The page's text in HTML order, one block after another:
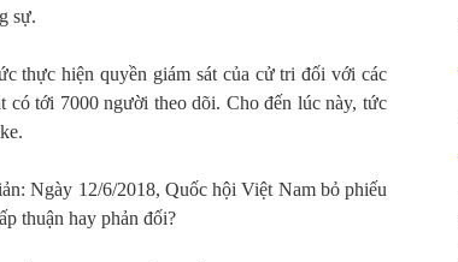
sự.
thực hiện quyền giám sát của cử tri đối với các
có tới 7000 người theo dõi. Cho đến lúc này, tức
Ngày 12/6/2018, Quốc hội Việt Nam bỏ phiếu
thuận hay phản đối?